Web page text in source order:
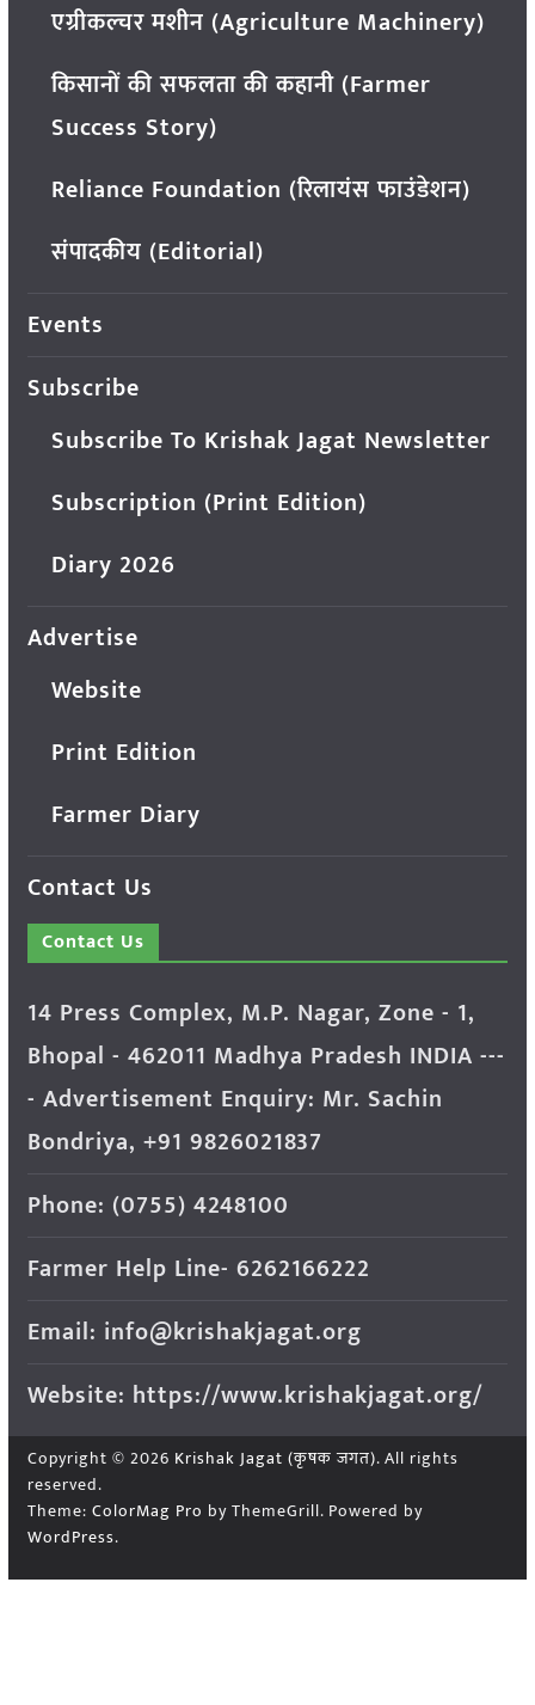
एग्रीकल्चर मशीन (Agriculture Machinery)
किसानों की सफलता की कहानी (Farmer
Success Story)
Reliance Foundation (रिलायंस फाउंडेशन)
संपादकीय (Editorial)
Events
Subscribe
Subscribe To Krishak Jagat Newsletter
Subscription (Print Edition)
Diary 2026
Advertise
Website
Print Edition
Farmer Diary
Contact Us
Contact Us
14 Press Complex, M.P. Nagar, Zone - 1,
Bhopal - 462011 Madhya Pradesh INDIA ---
- Advertisement Enquiry: Mr. Sachin
Bondriya, +91 9826021837
Phone: (0755) 4248100
Farmer Help Line- 6262166222
Email: info@krishakjagat.org
Website: https://www.krishakjagat.org/
Copyright © 2026 Krishak Jagat (कृषक जगत). All rights
reserved.
Theme: ColorMag Pro by ThemeGrill. Powered by
WordPress.